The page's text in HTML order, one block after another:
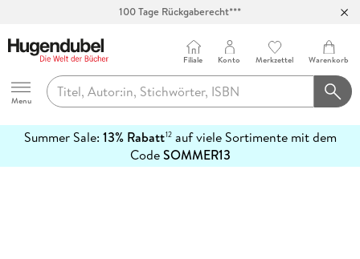
100 Tage Rückgaberecht***
Hugendubel
Menu
Filiale Konto Merkzettel Warenkorb
Summer Sale: 13% Rabatt12auf viele Sortimente mit dem
CodeSOMMER13
erfahren